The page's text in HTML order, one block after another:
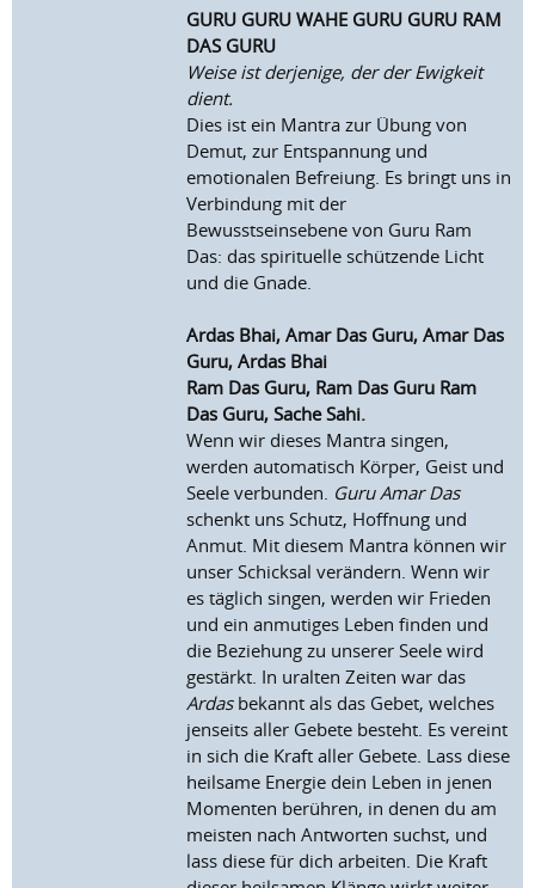
GURU GURU WAHE GURU GURU RAM
DAS GURU
Weise ist derjenige, der der Ewigkeit
dient.
Dies ist ein Mantra zur Übung von
Demut, zur Entspannung und
emotionalen Befreiung. Es bringt uns in
Verbindung mit der
Bewusstseinsebene von Guru Ram
Das: das spirituelle schützende Licht
und die Gnade.
Ardas Bhai, Amar Das Guru, Amar Das
Guru, Ardas Bhai
Ram Das Guru, Ram Das Guru Ram
Das Guru, Sache Sahi.
Wenn wir dieses Mantra singen,
werden automatisch Körper, Geist und
Seele verbunden. Guru Amar Das
schenkt uns Schutz, Hoffnung und
Anmut. Mit diesem Mantra können wir
unser Schicksal verändern. Wenn wir
es täglich singen, werden wir Frieden
und ein anmutiges Leben finden und
die Beziehung zu unserer Seele wird
gestärkt. In uralten Zeiten war das
Ardasbekannt als das Gebet, welches
jenseits aller Gebete besteht. Es vereint
in sich die Kraft aller Gebete. Lass diese
heilsame Energie dein Leben in jenen
Momenten berühren, in denen du am
meisten nach Antworten suchst, und
lass diese für dich arbeiten. Die Kraft